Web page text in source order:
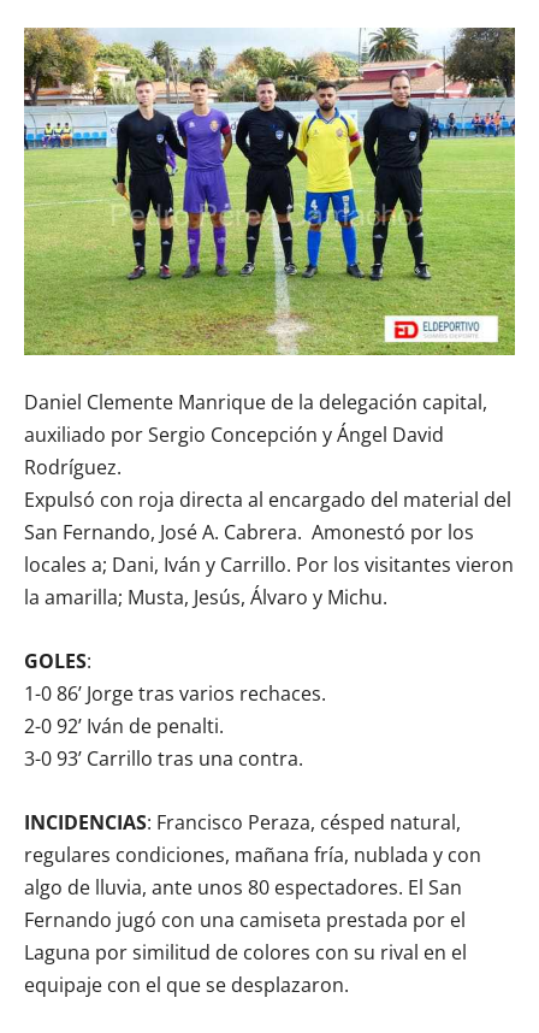
Daniel Clemente Manrique de la delegación capital,
auxiliado por Sergio Concepción y Ángel David
Rodríguez.
Expulsó con roja directa al encargado del material del
San Fernando, José A. Cabrera. Amonestó por los
locales a; Dani, Iván y Carrillo. Por los visitantes vieron
la amarilla; Musta, Jesús, Álvaro y Michu.
GOLES:
1-0 86’ Jorge tras varios rechaces.
2-0 92’ Iván de penalti.
3-0 93’ Carrillo tras una contra.
INCIDENCIAS: Francisco Peraza, césped natural,
regulares condiciones, mañana fría, nublada y con
algo de lluvia, ante unos 80 espectadores. El San
Fernando jugó con una camiseta prestada por el
Laguna por similitud de colores con su rival en el
equipaje con el que se desplazaron.